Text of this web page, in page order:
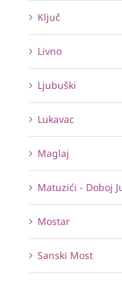
Ključ
Livno
Ljubuški
Lukavac
Maglaj
Matuzići - Doboj
Mostar
Sanski Most